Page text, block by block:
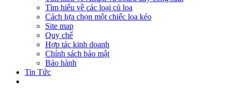
Tìm hiểu về các loại củ loa
Cách lựa chọn một chiếc loa kéo
Site map
Quy chế
Hợp tác kinh doanh
Chính sách bảo mật
Bảo hành
Tin Tức